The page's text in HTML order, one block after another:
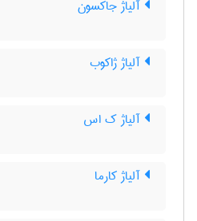
آلیاژ جاکسون
آلیاژ ژاکوب
آلیاژ ک اس
آلیاژ کارما